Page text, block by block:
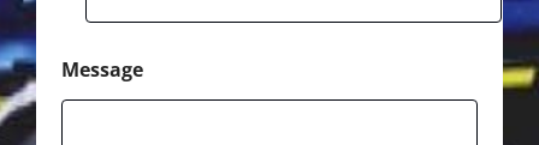
Message